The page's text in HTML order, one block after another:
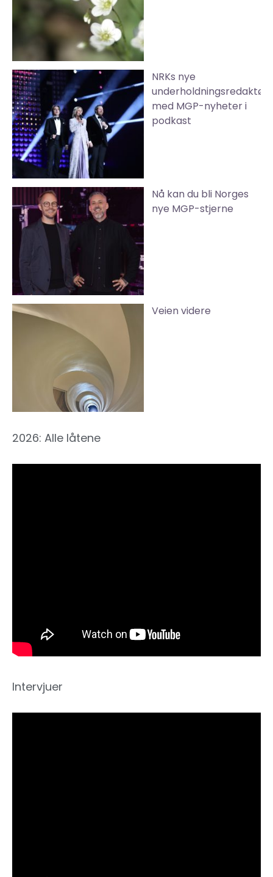
NRKs nye
underholdningsredaktør
med MGP-nyheter i
podkast
Nå kan du bli Norges
nye MGP-stjerne
Veien videre
2026: Alle låtene
Intervjuer